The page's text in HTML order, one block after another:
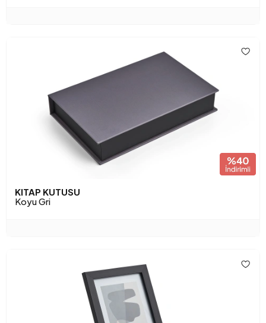
KITAP KUTUSU
Koyu Gri